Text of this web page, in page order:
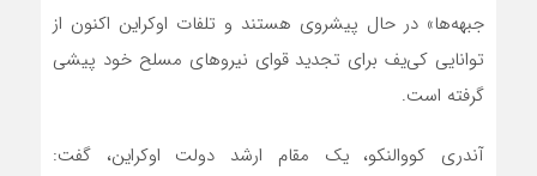
جبهه‌ها» در حال پیشروی هستند و تلفات اوکراین اکنون از
توانایی کی‌یف برای تجدید قوای نیروهای مسلح خود پیشی
گرفته است.
آندری کووالنکو، یک مقام ارشد دولت اوکراین، گفت: